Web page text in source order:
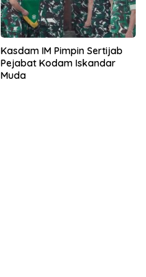
Kasdam IM Pimpin Sertijab
Pejabat Kodam Iskandar
Muda